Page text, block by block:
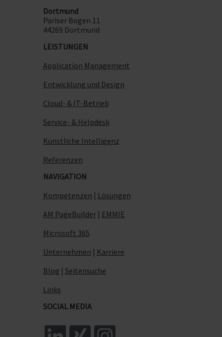
Dortmund
Pariser Bogen 11
44269 Dortmund
LEISTUNGEN
Application Management
Entwicklung und Design
Cloud- & IT-Betrieb
Service- & Helpdesk
Künstliche Intelligenz
Referenzen
NAVIGATION
Kompetenzen | Lösungen
AM PageBuilder| EMMIE
Microsoft 365
Unternehmen | Karriere
Blog | Seitensuche
Links
SOCIAL MEDIA